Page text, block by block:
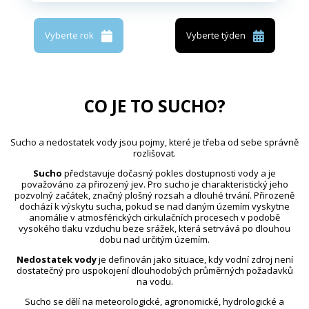
Vyberte rok Vyberte týden
CO JE TO SUCHO?
Sucho a nedostatek vody jsou pojmy, které je třeba od sebe správně
rozlišovat.
Sucho představuje dočasný pokles dostupnosti vody a je
považováno za přirozený jev. Pro sucho je charakteristický jeho
pozvolný začátek, značný plošný rozsah a dlouhé trvání. Přirozeně
dochází k výskytu sucha, pokud se nad daným územím vyskytne
anomálie v atmosférických cirkulačních procesech v podobě
vysokého tlaku vzduchu beze srážek, která setrvává po dlouhou
dobu nad určitým územím.
Nedostatek vodyje definován jako situace, kdy vodní zdroj není
dostatečný pro uspokojení dlouhodobých průměrných požadavků
na vodu.
Sucho se dělí na meteorologické, agronomické, hydrologické a